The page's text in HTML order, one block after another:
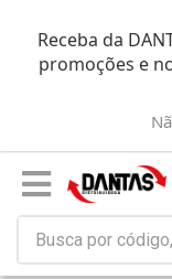
Receba da
promoções e